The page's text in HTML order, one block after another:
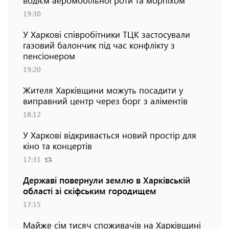
19:30
У Харкові співробітники ТЦК застосували
газовий балончик під час конфлікту з
пенсіонером
19:20
Жителя Харківщини можуть посадити у
виправний центр через борг з аліментів
18:12
У Харкові відкривається новий простір для
кіно та концертів
17:31
Державі повернули землю в Харківській
області зі скіфським городищем
17:15
Майже сім тисяч споживачів на Харківщині